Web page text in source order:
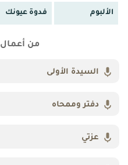
الألبوم فدوة عيونك
من أعمال
السيدة الأولى
دفتر وممحاه
عزتي